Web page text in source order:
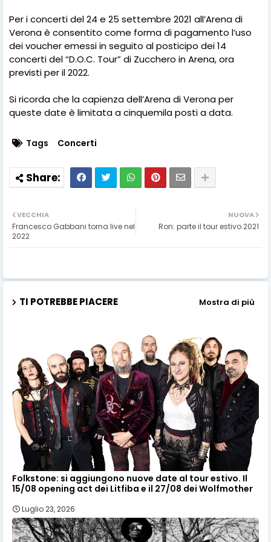
Per i concerti del 24 e 25 settembre 2021 all’Arena di
Verona è consentito come forma di pagamento l’uso
dei voucher emessi in seguito al posticipo dei 14
concerti del “D.O.C. Tour” di Zucchero in Arena, ora
previsti per il 2022.
Si ricorda che la capienza dell’Arena di Verona per
queste date è limitata a cinquemila posti a data.
Tags Concerti
NUOVA
Ron: parte il tour estivo 2021
VECCHIA
Francesco Gabbani torna live nel
2022
TI POTREBBE PIACERE Mostra di più
Folkstone: si aggiungono nuove date al tour estivo. Il
15/08 opening act dei Litfiba e il 27/08 dei Wolfmother
Luglio 23, 2026